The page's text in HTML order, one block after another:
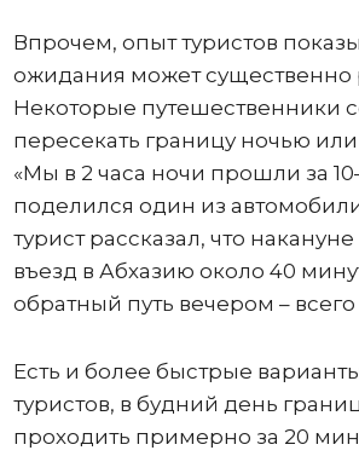
Впрочем, опыт туристов
ожидания может существенно
Некоторые путешественники
пересекать границу ночью
«Мы в 2 часа ночи прошли за
поделился один из
турист рассказал, что
въезд в Абхазию около 40
обратный путь вечером – всего
Есть и более быстрые
туристов, в будний день
проходить примерно за 20